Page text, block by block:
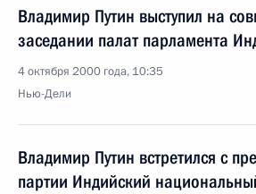
Владимир Путин выступил на
заседании палат парламента
4 октября 2000 года, 10:35
Нью-Дели
Владимир Путин встретился с
партии Индийский